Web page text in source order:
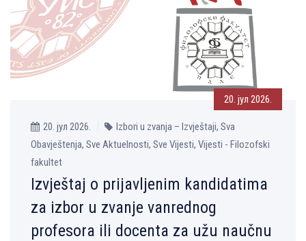
20. јул 2026.
20. јул 2026.
Izbori u zvanja – Izvještaji, Sva
Obavještenja, Sve Aktuelnosti, Sve Vijesti, Vijesti - Filozofski
fakultet
Izvještaj o prijavljenim kandidatima
za izbor u zvanje vanrednog
profesora ili docenta za užu naučnu